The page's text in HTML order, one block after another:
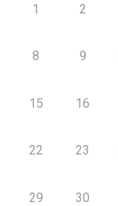
1 2
8 9
15 16
22 23
29 30